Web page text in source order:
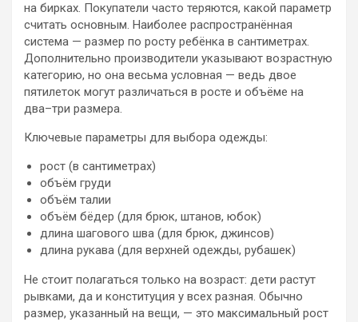
на бирках. Покупатели часто теряются, какой параметр
считать основным. Наиболее распространённая
система — размер по росту ребёнка в сантиметрах.
Дополнительно производители указывают возрастную
категорию, но она весьма условная — ведь двое
пятилеток могут различаться в росте и объёме на
два–три размера.
Ключевые параметры для выбора одежды:
рост (в сантиметрах)
объём груди
объём талии
объём бёдер (для брюк, штанов, юбок)
длина шагового шва (для брюк, джинсов)
длина рукава (для верхней одежды, рубашек)
Не стоит полагаться только на возраст: дети растут
рывками, да и конституция у всех разная. Обычно
размер, указанный на вещи, — это максимальный рост